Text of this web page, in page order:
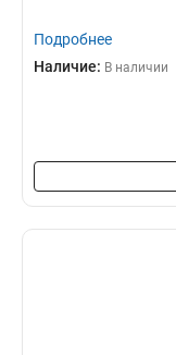
Подробнее
Наличие: В наличии